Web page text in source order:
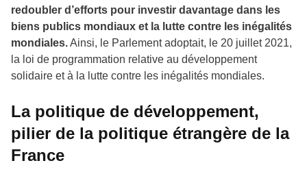
redoubler d’efforts pour investir davantage dans les
biens publics mondiaux et la lutte contre les inégalités
mondiales.Ainsi, le Parlement adoptait, le 20 juillet 2021,
la loi de programmation relative au développement
solidaire et à la lutte contre les inégalités mondiales.
La politique de développement,
pilier de la politique étrangère de la
France